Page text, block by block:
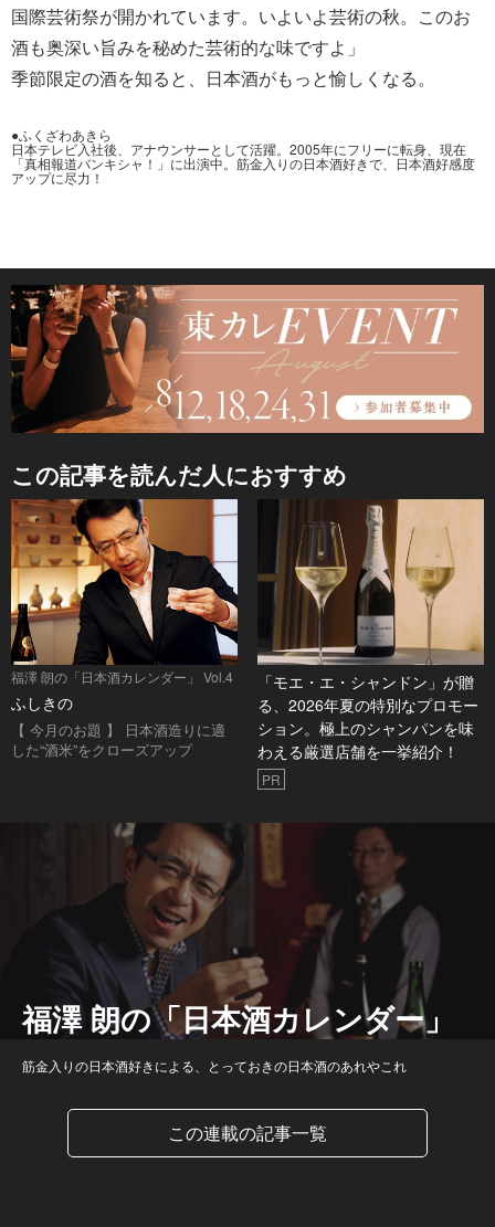
国際芸術祭が開かれています。いよいよ芸術の秋。このお
酒も奥深い旨みを秘めた芸術的な味ですよ」
季節限定の酒を知ると、日本酒がもっと愉しくなる。
●ふくざわあきら
日本テレビ入社後、アナウンサーとして活躍。2005年にフリーに転身、現在
「真相報道バンキシャ！」に出演中。筋金入りの日本酒好きで、日本酒好感度
アップに尽力！
この記事を読んだ人におすすめ
福澤 朗の「日本酒カレンダー」 Vol.4
ふしきの
【 今月のお題 】 日本酒造りに適
した“酒米”をクローズアップ
「モエ・エ・シャンドン」が贈
る、2026年夏の特別なプロモー
ション。極上のシャンパンを味
わえる厳選店舗を一挙紹介！
PR
福澤 朗の「日本酒カレンダー」
筋金入りの日本酒好きによる、とっておきの日本酒のあれやこれ
この連載の記事一覧